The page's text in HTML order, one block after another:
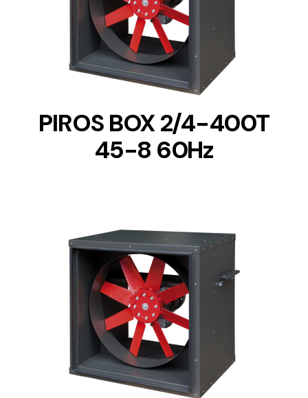
DETAILS
PIROS BOX 2/4-400T
45-8 60Hz
DETAILS